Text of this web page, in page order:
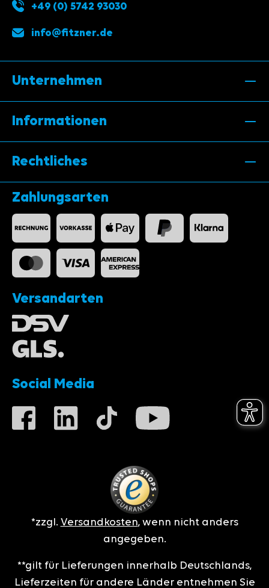
+49 (0) 5742 93030
info@fitzner.de
Unternehmen
Informationen
Rechtliches
Zahlungsarten
Versandarten
Social Media
*zzgl. Versandkosten, wenn nicht anders
angegeben.
**gilt für Lieferungen innerhalb Deutschlands,
Lieferzeiten für andere Länder entnehmen Sie